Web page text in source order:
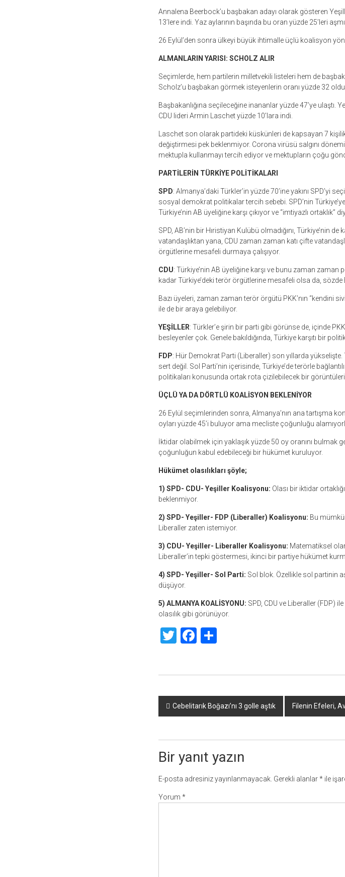
Annalena Beerbock’u başbakan adayı olarak gösteren
13’lere indi. Yaz aylarının başında bu oran yüzde 25’leri
26 Eylül’den sonra ülkeyi büyük ihtimalle üçlü koalisyon
ALMANLARIN YARISI: SCHOLZ ALIR
Seçimlerde, hem partilerin milletvekili listeleri hem de
Scholz’u başbakan görmek isteyenlerin oranı yüzde 32 oldu.
Başbakanlığına seçileceğine inananlar yüzde 47’ye ulaştı.
CDU lideri Armin Laschet yüzde 10’lara indi.
Laschet son olarak partideki küskünleri de kapsayan 7
değiştirmesi pek beklenmiyor. Corona virüsü salgını
mektupla kullanmayı tercih ediyor ve mektupların çoğu
PARTİLERİN TÜRKİYE POLİTİKALARI
SPD: Almanya’daki Türkler’in yüzde 70’ine yakını SPD’yi
sosyal demokrat politikalar tercih sebebi. SPD’nin Türkiye’ye
Türkiye’nin AB üyeliğine karşı çıkıyor ve “imtiyazlı ortaklık”
SPD, AB’nin bir Hıristiyan Kulübü olmadığını, Türkiye’nin
vatandaşlıktan yana, CDU zaman zaman katı çifte
örgütlerine mesafeli durmaya çalışıyor.
CDU: Türkiye’nin AB üyeliğine karşı ve bunu zaman zaman
kadar Türkiye’deki terör örgütlerine mesafeli olsa da, sözde
Bazı üyeleri, zaman zaman terör örgütü PKK’nın “kendini
ile de bir araya gelebiliyor.
YEŞİLLER: Türkler’e şirin bir parti gibi görünse de, içinde
besleyenler çok. Genele bakıldığında, Türkiye karşıtı bir
FDP: Hür Demokrat Parti (Liberaller) son yıllarda yükselişte.
sert değil. Sol Parti’nin içerisinde, Türkiye’de terörle
politikaları konusunda ortak rota çizilebilecek bir görüntüleri
ÜÇLÜ YA DA DÖRTLÜ KOALİSYON BEKLENİYOR
26 Eylül seçimlerinden sonra, Almanya’nın ana tartışma
oyları yüzde 45’i buluyor ama mecliste çoğunluğu
İktidar olabilmek için yaklaşık yüzde 50 oy oranını bulmak
çoğunluğun kabul edebileceği bir hükümet kuruluyor.
Hükümet olasılıkları şöyle;
1) SPD- CDU- Yeşiller Koalisyonu: Olası bir iktidar
beklenmiyor.
2) SPD- Yeşiller- FDP (Liberaller) Koalisyonu: Bu
Liberaller zaten istemiyor.
3) CDU- Yeşiller- Liberaller Koalisyonu: Matematiksel
Liberaller’in tepki göstermesi, ikinci bir partiye hükümet
4) SPD- Yeşiller- Sol Parti: Sol blok. Özellikle sol partinin
düşüyor.
5) ALMANYA KOALİSYONU: SPD, CDU ve Liberaller (FDP)
olasılık gibi görünüyor.
TwitterFacebook
Share
Yazı
dolaşımı
Cebelitarık Boğazı’nı 3 golle aştık Filenin Efeleri,
Bir yanıt yazın
E-posta adresiniz yayınlanmayacak. Gerekli alanlar*ile
Yorum *